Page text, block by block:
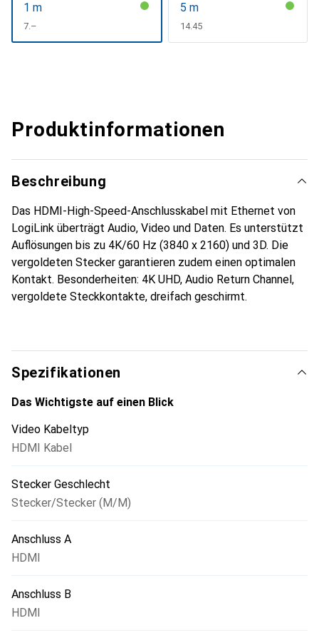
1 m
CHF
7.–
5 m
CHF
14.45
Produktinformationen
Beschreibung
Das HDMI-High-Speed-Anschlusskabel mit Ethernet von
LogiLink überträgt Audio, Video und Daten. Es unterstützt
Auflösungen bis zu 4K/60 Hz (3840 x 2160) und 3D. Die
vergoldeten Stecker garantieren zudem einen optimalen
Kontakt. Besonderheiten: 4K UHD, Audio Return Channel,
vergoldete Steckkontakte, dreifach geschirmt.
Spezifikationen
Das Wichtigste auf einen Blick
Video Kabeltyp
HDMI Kabel
Stecker Geschlecht
Stecker/Stecker (M/M)
Anschluss A
HDMI
Anschluss B
HDMI